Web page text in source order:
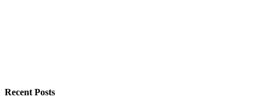
Recent Posts